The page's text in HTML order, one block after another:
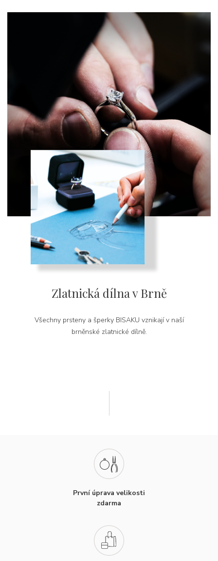
Zlatnická dílna v Brně
Všechny prsteny a šperky BISAKU vznikají v naší
brněnské zlatnické dílně.
První úprava velikosti
zdarma